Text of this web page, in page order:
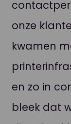
onze
kwamen
en zo in
bleek dat